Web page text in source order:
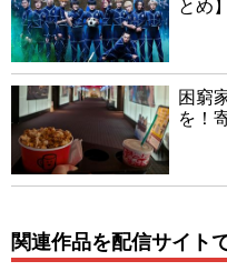
困窮
を！
関連作品を配信サイト